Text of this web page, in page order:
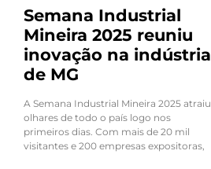
Semana Industrial
Mineira 2025 reuniu
inovação na indústria
de MG
A Semana Industrial Mineira 2025 atraiu
olhares de todo o país logo nos
primeiros dias. Com mais de 20 mil
visitantes e 200 empresas expositoras,